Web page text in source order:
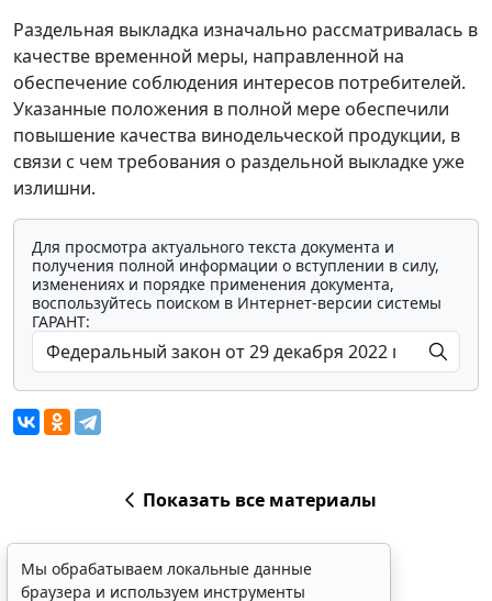
Раздельная выкладка изначально рассматривалась в
качестве временной меры, направленной на
обеспечение соблюдения интересов потребителей.
Указанные положения в полной мере обеспечили
повышение качества винодельческой продукции, в
связи с чем требования о раздельной выкладке уже
излишни.
Для просмотра актуального текста документа и
получения полной информации о вступлении в силу,
изменениях и порядке применения документа,
воспользуйтесь поиском в Интернет-версии системы
ГАРАНТ:
Показать все материалы
Мы обрабатываем локальные данные
браузера и используем инструменты